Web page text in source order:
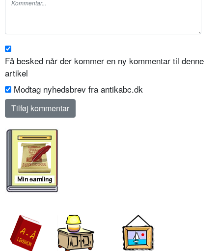
Få besked når der kommer en ny kommentar til denne
artikel
Modtag nyhedsbrev fra antikabc.dk